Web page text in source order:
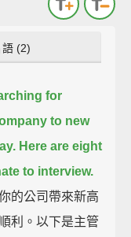
(2)
for
to new
Here are eight
to interview.
的公司帶來新高
利。以下是主管